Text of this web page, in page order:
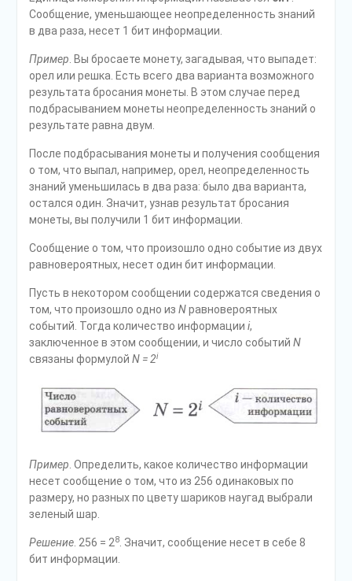
Сообщение, уменьша­ющее неопределенность знаний
в два раза, несет 1 бит информации.
Пример. Вы бросаете монету, загадывая, что выпадет:
орел или решка. Есть всего два варианта возможного
результата бросания монеты. В этом случае перед
подбрасыванием монеты неопределенность знаний о
результате равна двум.
После подбрасывания монеты и получения сообщения
о том, что выпал, например, орел, неопределенность
знаний уменьшилась в два раза: было два варианта,
остался один. Значит, узнав результат бросания
монеты, вы полу­чили 1 бит информации.
Сообщение о том, что произошло одно событие из двух
равновероятных, несет один бит информации.
Пусть в некотором сообщении содержатся сведения о
том, что произо­шло одно из Nравновероятных
событий. Тогда количество информации i,
заключенное в этом сообщении, и число событий N
связаны формулой N = 2i
Пример. Определить, какое количество информации
несет сообщение о том, что из 256 одинаковых по
размеру, но разных по цвету шариков на­угад выбрали
зеленый шар.
Решение. 256 = 28. Значит, сообщение несет в себе 8
бит информации.